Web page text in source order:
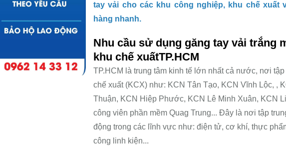
tay vải cho các khu công nghiệp, khu chế
hàng nhanh.
Nhu cầu sử dụng găng tay vải trắng
khu chế xuấtTP.HCM
TP.HCM là trung tâm kinh tế lớn nhất cả nước, nơi
chế xuất (KCX) như: KCN Tân Tạo, KCN Vĩnh Lộc, ,
Thuận, KCN Hiệp Phước, KCN Lê Minh Xuân, KCN
công viên phần mềm Quag Trung... Đây là nơi tập
động trong các lĩnh vực như: điện tử, cơ khí, thực
công linh kiện...